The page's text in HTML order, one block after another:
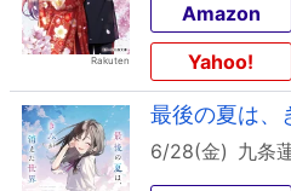
Amazon
Yahoo!
最後の夏は、
6/28(金) 九条